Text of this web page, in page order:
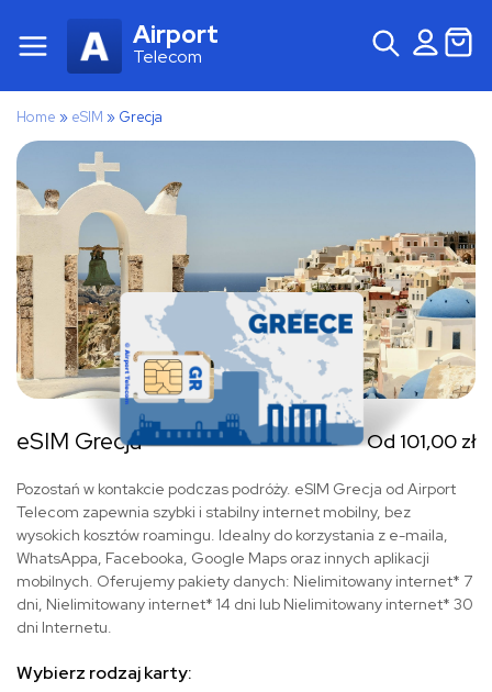
Airport
Telecom
Home » eSIM » Grecja
eSIM Grecja Od 101,00 zł
Pozostań w kontakcie podczas podróży. eSIM Grecja od Airport
Telecom zapewnia szybki i stabilny internet mobilny, bez
wysokich kosztów roamingu. Idealny do korzystania z e-maila,
WhatsAppa, Facebooka, Google Maps oraz innych aplikacji
mobilnych. Oferujemy pakiety danych: Nielimitowany internet* 7
dni, Nielimitowany internet* 14 dni lub Nielimitowany internet* 30
dni Internetu.
Wybierz rodzaj karty: